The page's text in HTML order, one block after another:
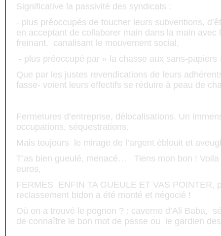
Significative la passivité des syndicats :
- plus préoccupés de toucher leurs subventions,
en acceptant de collaborer main dans la main avec
freinant,
canalisant le mouvement social,
- plus préoccupé par « la chasse aux sans-papiers
Que par les justes revendications de leurs
fasse- voient leurs effectifs se réduire à peau de
Fermetures d’entreprise, délocalisations. Un
occupations, séquestrations.
Mais toujours
le mirage de l’argent éblouit et
T’as bien gueulé, menacé…
Tiens mon bon !
euros,
FERMES
ENFIN TA GUEULE ET VAS POINTER,
reclassement bidon a été monté et négocié !
Où on a trouvé le pognon ? : caverne d’Ali Baba,
de connaître le bon mot de passe ou
le gardien